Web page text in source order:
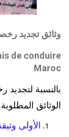
وثائق تجديد رخصة
de conduire
Maroc
بالنسبة لتجديد
الوثائق المطلوبة
الأولى